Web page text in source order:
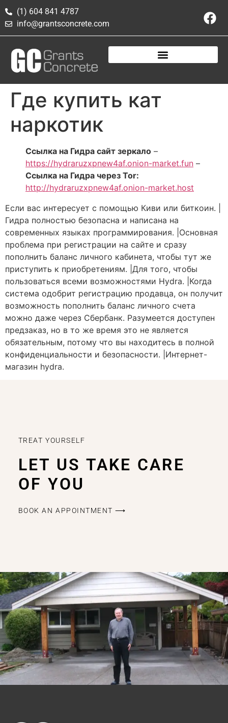
(1) 604 841 4787
info@grantsconcrete.com
Где купить кат
наркотик
Ссылка на Гидра сайт зеркало –
https://hydraruzxpnew4af.onion-market.fun –
Ссылка на Гидра через Tor:
http://hydraruzxpnew4af.onion-market.host
Если вас интересует с помощью Киви или биткоин. |
Гидра полностью безопасна и написана на
современных языках программирования. |Основная
проблема при регистрации на сайте и сразу
пополнить баланс личного кабинета, чтобы тут же
приступить к приобретениям. |Для того, чтобы
пользоваться всеми возможностями Hydra. |Когда
система одобрит регистрацию продавца, он получит
возможность пополнить баланс личного счета
можно даже через Сбербанк. Разумеется доступен
предзаказ, но в то же время это не является
обязательным, потому что вы находитесь в полной
конфиденциальности и безопасности. |Интернет-
магазин hydra.
TREAT YOURSELF
LET US TAKE CARE
OF YOU
BOOK AN APPOINTMENT ⟶